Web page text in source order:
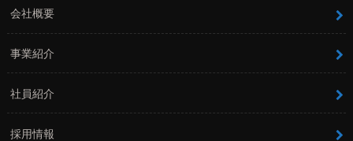
会社概要
事業紹介
社員紹介
採用情報